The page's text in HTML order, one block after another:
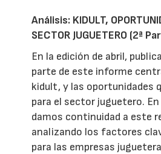
Análisis: KIDULT,
SECTOR JUGUETERO (2ª
En la edición de abril,
parte de este informe
kidult, y las oportunidades
para el sector juguetero.
damos continuidad a este
analizando los factores
para las empresas